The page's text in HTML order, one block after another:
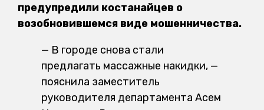
предупредили костанайцев о
возобновившемся виде мошенничества.
— В городе снова стали
предлагать массажные накидки, —
пояснила заместитель
руководителя департамента Асем